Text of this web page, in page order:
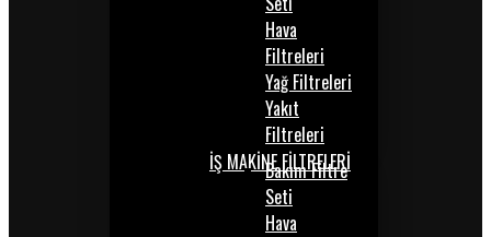
Hava
Filtreleri
Yağ Filtreleri
Yakıt
Filtreleri
İŞ MAKİNE FİLTRELERİ
Bakım Filtre
Seti
Hava